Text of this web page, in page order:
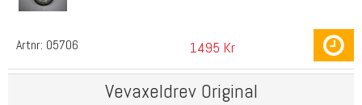
Artnr: 05706 1495 Kr
Vevaxeldrev Original